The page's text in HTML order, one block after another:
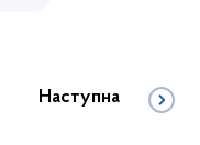
Наступна